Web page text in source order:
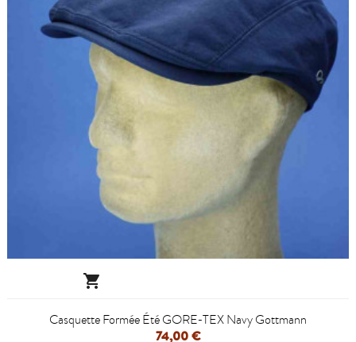

Casquette Formée Été GORE-TEX Navy Gottmann
74,00 €